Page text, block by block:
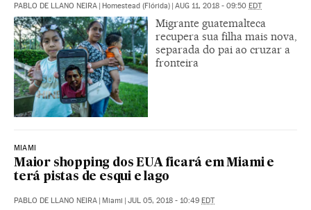
PABLO DE LLANO NEIRA | Homestead (Flórida) | AUG 11, 2018 - 09:50 EDT
Migrante guatemalteca
recupera sua filha mais nova,
separada do pai ao cruzar a
fronteira
MIAMI
Maior shopping dos EUA ficará em Miami e
terá pistas de esqui e lago
PABLO DE LLANO NEIRA | Miami | JUL 05, 2018 - 10:49 EDT